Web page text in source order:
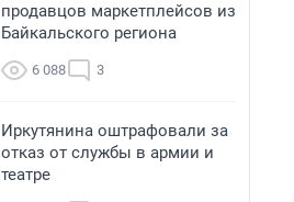
продавцов маркетплейсов из
Байкальского региона
6 088 3
Иркутянина оштрафовали за
отказ от службы в армии и
театре